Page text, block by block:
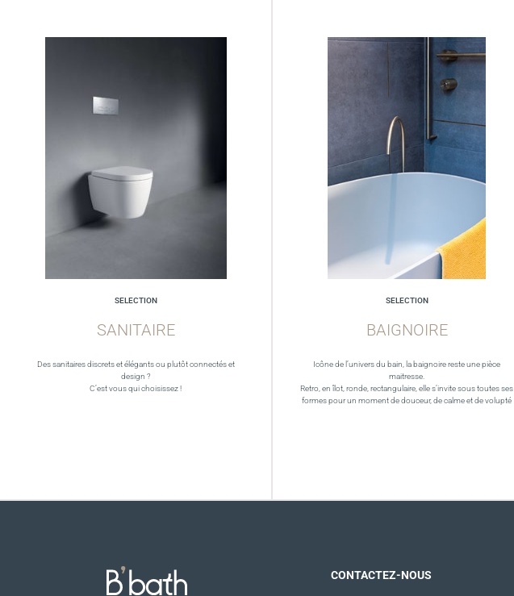
SELECTION
SANITAIRE
Des sanitaires discrets et élégants ou plutôt connectés et
design ?
C’est vous qui choisissez !
SELECTION
BAIGNOIRE
Icône de l’univers du bain, la baignoire reste une pièce
maitresse.
Retro, en îlot, ronde, rectangulaire, elle s’invite sous toutes ses
formes pour un moment de douceur, de calme et de volupté
CONTACTEZ-NOUS